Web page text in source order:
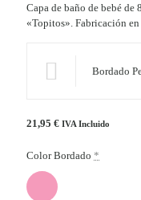
Capa de baño de bebé
«Topitos». Fabricación
Bordado
21,95 € IVA Incluido
Color Bordado *